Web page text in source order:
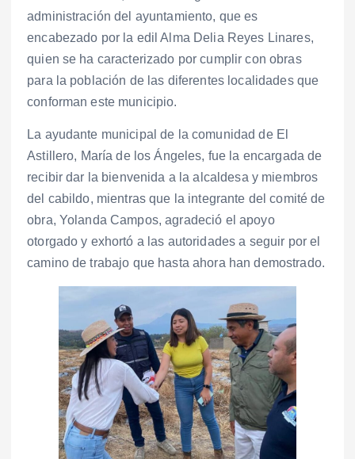
administración del ayuntamiento, que es
encabezado por la edil Alma Delia Reyes Linares,
quien se ha caracterizado por cumplir con obras
para la población de las diferentes localidades que
conforman este municipio.
La ayudante municipal de la comunidad de El
Astillero, María de los Ángeles, fue la encargada de
recibir dar la bienvenida a la alcaldesa y miembros
del cabildo, mientras que la integrante del comité de
obra, Yolanda Campos, agradeció el apoyo
otorgado y exhortó a las autoridades a seguir por el
camino de trabajo que hasta ahora han demostrado.